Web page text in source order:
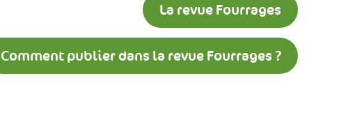
La revue Fourrages
Comment publier dans la revue Fourrages ?